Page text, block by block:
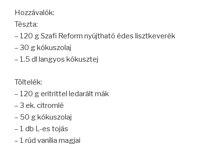
Hozzávalók:
Tészta:
– 120 g Szafi Reform nyújtható édes lisztkeverék
– 30 g kókuszolaj
– 1.5 dl langyos kókusztej
Töltelék:
– 120 g eritrittel ledarált mák
– 3 ek. citromlé
– 50 g kókuszolaj
– 1 db L-es tojás
– 1 rúd vanília magjai